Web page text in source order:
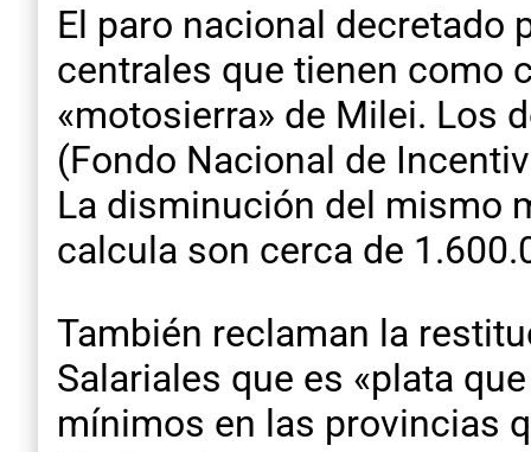
El paro nacional decretado
centrales que tienen como
«motosierra» de Milei. Los
(Fondo Nacional de
La disminución del mismo
calcula son cerca de
También reclaman la
Salariales que es «plata
mínimos en las provincias